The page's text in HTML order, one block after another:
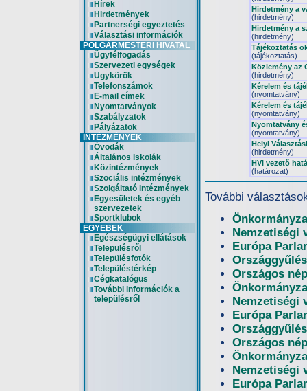
Hírek
Hirdetmények
Partnerségi egyeztetés
Választási információk
POLGÁRMESTERI HIVATAL
Ügyfélfogadás
Szervezeti egységek
Ügykörök
Telefonszámok
E-mail címek
Nyomtatványok
Szabályzatok
Pályázatok
INTÉZMÉNYEK
Óvodák
Általános iskolák
Közintézmények
Szociális intézmények
Szolgáltató intézmények
Egyesületek és egyéb
szervezetek
Sportklubok
EGYEBEK
Egészségügyi ellátások
Településről
Településfotók
Településtérkép
Cégkatalógus
További információk a
településről
Hirdetmény a
(hirdetmény)
Hirdetmény a
(hirdetmény)
Tájékoztatás
(tájékoztatás)
Közlemény az
(hirdetmény)
Kérelem és
(nyomtatvány)
Kérelem és
(nyomtatvány)
Nyomtatvány
(nyomtatvány)
Helyi
(hirdetmény)
HVI vezető
(határozat)
További
Nemzetiségi
Európa
Országos
Nemzetiségi
Európa
Országos
Nemzetiségi
Európa